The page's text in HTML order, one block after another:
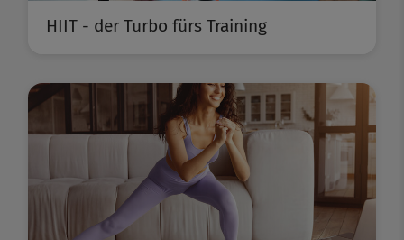
HIIT - der Turbo fürs Training